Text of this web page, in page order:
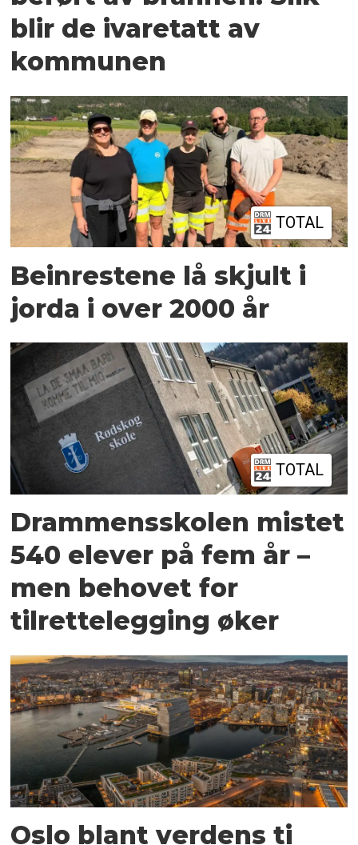
blir de ivaretatt av
kommunen
TOTAL
Beinrestene lå skjult i
jorda i over 2000 år
TOTAL
Drammensskolen mistet
540 elever på fem år –
men behovet for
tilrettelegging øker
Oslo blant verdens ti